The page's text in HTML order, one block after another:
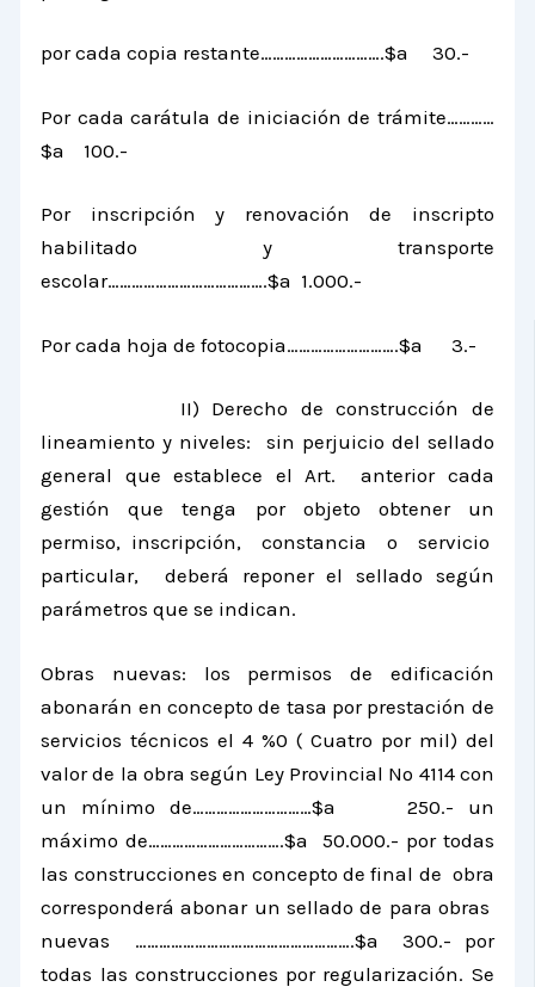
por cada copia restante………………………….$a 30.-
Por cada carátula de iniciación de trámite…………
$a 100.-
Por inscripción y renovación de inscripto
habilitado y transporte
escolar………………………………….$a 1.000.-
Por cada hoja de fotocopia……………………….$a 3.-
II) Derecho de construcción de
lineamiento y niveles: sin perjuicio del sellado
general que establece el Art. anterior cada
gestión que tenga por objeto obtener un
permiso, inscripción, constancia o servicio
particular, deberá reponer el sellado según
parámetros que se indican.
Obras nuevas: los permisos de edificación
abonarán en concepto de tasa por prestación de
servicios técnicos el 4 %0 ( Cuatro por mil) del
valor de la obra según Ley Provincial Nº 4114 con
un mínimo de…………………………$a 250.- un
máximo de…………………………….$a 50.000.- por todas
las construcciones en concepto de final de obra
corresponderá abonar un sellado de para obras
nuevas ……………………………………………….$a 300.- por
todas las construcciones por regularización. Se